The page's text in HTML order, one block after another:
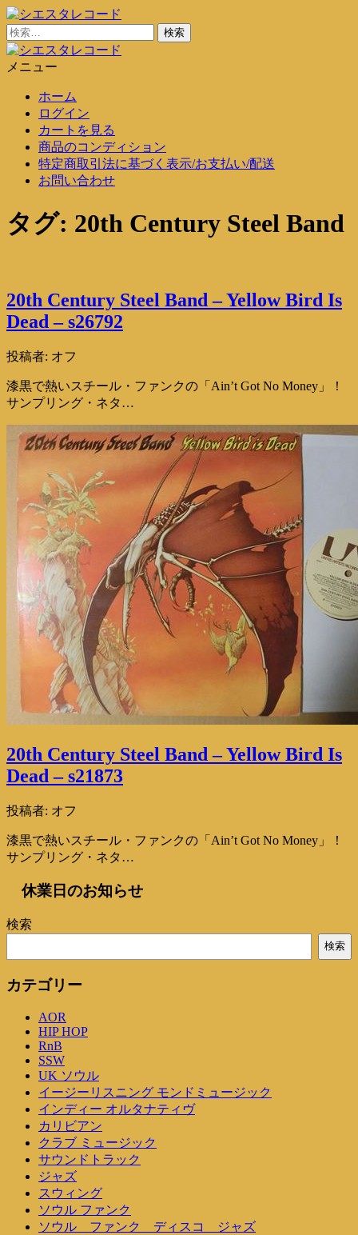
コ
ン
テ
ン
シエスタレコード
中古レコード通販
検
索:
メニュー
ホーム
ログイン
カートを見る
商品のコンディション
特定商取引法に基づく表示/お支払い/配送
お問い合わせ
タグ: 20th Century Steel Band
20th Century Steel Band – Yellow Bird Is
Dead – s26792
投稿者: オフ
漆黒で熱いスチール・ファンクの「Ain’t Got No Money」！
サンプリング・ネタ…
20th Century Steel Band – Yellow Bird Is
Dead – s21873
投稿者: オフ
漆黒で熱いスチール・ファンクの「Ain’t Got No Money」！
サンプリング・ネタ…
休業日のお知らせ
検索
検索
カテゴリー
AOR
HIP HOP
RnB
SSW
UK ソウル
イージーリスニング モンドミュージック
インディー オルタナティヴ
カリビアン
クラブ ミュージック
サウンドトラック
ジャズ
スウィング
ソウル ファンク
ソウル ファンク ディスコ ジャズ